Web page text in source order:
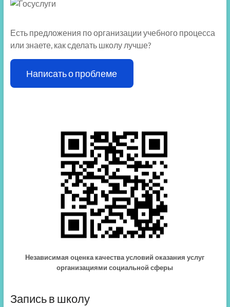
Есть предложения по организации учебного процесса
или знаете, как сделать школу лучше?
Написать о проблеме
Независимая оценка качества условий оказания услуг
организациями социальной сферы
Запись в школу